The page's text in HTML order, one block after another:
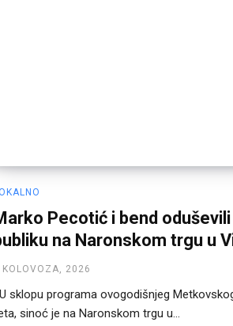
Pecotić i bend oduševili
na Naronskom trgu u
KOLOVOZA, 2026
U sklopu programa ovogodišnjeg
sinoć je na Naronskom trgu u...